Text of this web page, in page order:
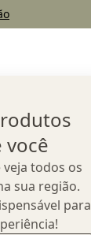
você
veja todos os
sua região.
para
Noda